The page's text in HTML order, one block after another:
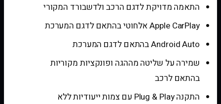
התאמה מדויקת לדגם הרכב ולדשבורד המקורי
Apple CarPlay אלחוטי בהתאם לדגם המערכת
Android Auto בהתאם לדגם המערכת
שמירה על שליטה מההגה ופונקציות מקוריות
בהתאם לרכב
התקנה Plug & Play עם צמות ייעודיות ללא